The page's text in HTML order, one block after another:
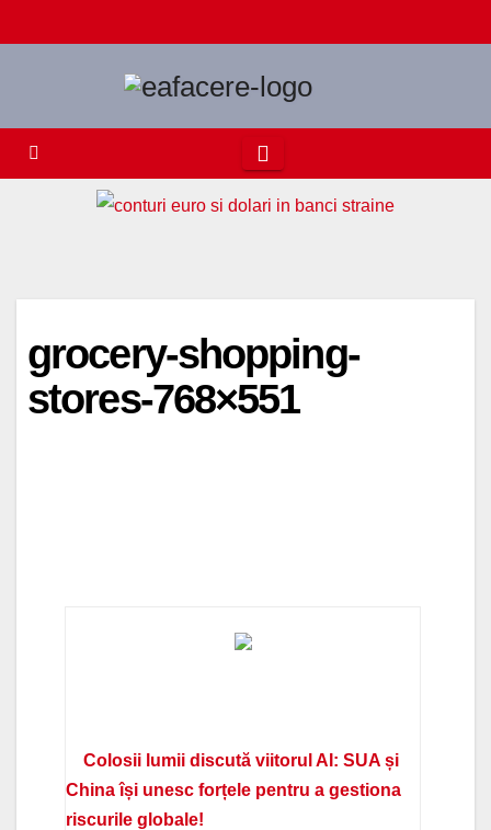
to
grocery-shopping-
stores-768×551
Colosii lumii discută viitorul AI: SUA și
China își unesc forțele pentru a gestiona
riscurile globale!